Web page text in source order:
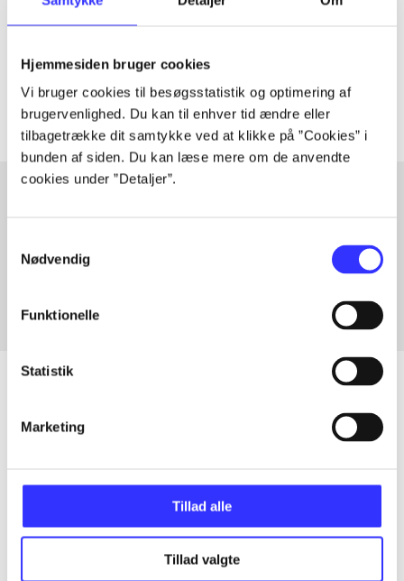
Hjemmesiden bruger cookies
Vi bruger cookies til besøgsstatistik og optimering af
brugervenlighed. Du kan til enhver tid ændre eller
tilbagetrække dit samtykke ved at klikke på ”Cookies” i
bunden af siden. Du kan læse mere om de anvendte
cookies under ”Detaljer”.
Nødvendig
Funktionelle
Statistik
Marketing
Tillad alle
Tillad valgte
lorem ipsum dolor sit amet ...
Artiklerne i handler ofte om
Fra
Artikler